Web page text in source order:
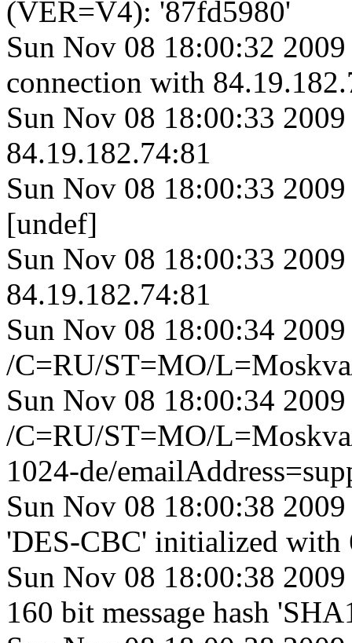
(VER=V4): '87fd5980'
Sun Nov 08 18:00:32
connection with
Sun Nov 08 18:00:33
84.19.182.74:81
Sun Nov 08 18:00:33
[undef]
Sun Nov 08 18:00:33
84.19.182.74:81
Sun Nov 08 18:00:34
/C=RU/ST=MO/
Sun Nov 08 18:00:34
/C=RU/ST=MO/
1024-de/
Sun Nov 08 18:00:38
'DES-CBC' initialized with
Sun Nov 08 18:00:38
160 bit message hash